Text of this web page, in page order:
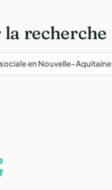
recherche
en Nouvelle-Aquitaine